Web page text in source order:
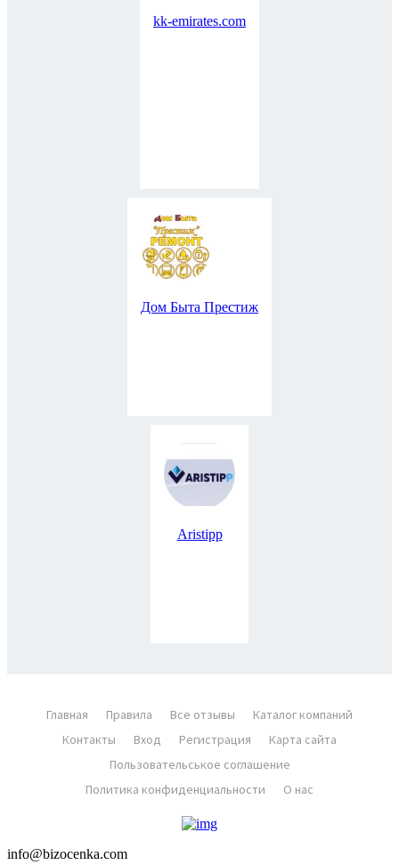
kk-emirates.com
Дом Быта Престиж
Aristipp
Главная Правила Все отзывы
Каталог компаний
Контакты
Вход Регистрация
Карта сайта
Пользовательськое соглашение
Политика конфиденциальности
О нас
info@bizocenka.com